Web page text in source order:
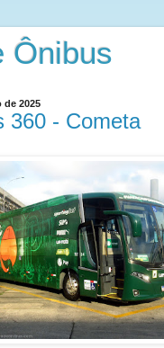
Ônibus
de 2025
360 - Cometa